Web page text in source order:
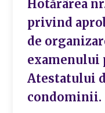
Hotărârea
privind
de
examenului
Atestatului
condominii.